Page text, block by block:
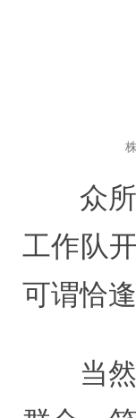
众
工作队
可谓恰
当